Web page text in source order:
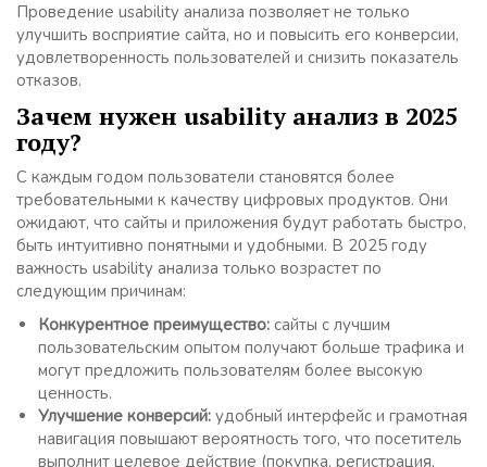
Проведение usability анализа позволяет не только
улучшить восприятие сайта, но и повысить его конверсии,
удовлетворенность пользователей и снизить показатель
отказов.
Зачем нужен usability анализ в 2025
году?
С каждым годом пользователи становятся более
требовательными к качеству цифровых продуктов. Они
ожидают, что сайты и приложения будут работать быстро,
быть интуитивно понятными и удобными. В 2025 году
важность usability анализа только возрастет по
следующим причинам:
Конкурентное преимущество: сайты с лучшим
пользовательским опытом получают больше трафика и
могут предложить пользователям более высокую
ценность.
Улучшение конверсий: удобный интерфейс и грамотная
навигация повышают вероятность того, что посетитель
выполнит целевое действие (покупка, регистрация,